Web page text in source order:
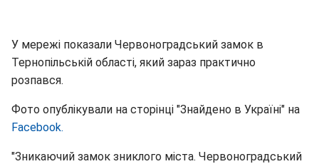
У мережі показали Червоноградський замок в
Тернопільській області, який зараз практично
розпався.
Фото опублікували на сторінці "Знайдено в Україні" на
Facebook.
"Зникаючий замок зниклого міста. Червоноградський